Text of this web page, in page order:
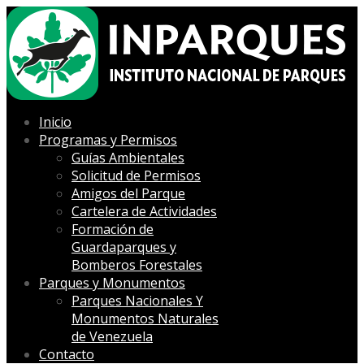
Inicio
Programas y Permisos
Guías Ambientales
Solicitud de Permisos
Amigos del Parque
Cartelera de Actividades
Formación de
Guardaparques y
Bomberos Forestales
Parques y Monumentos
Parques Nacionales Y
Monumentos Naturales
de Venezuela
Contacto